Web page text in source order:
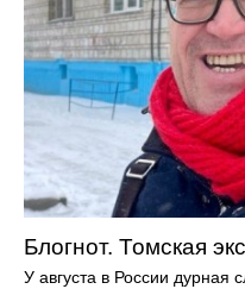
Блогнот. Томская
У августа в России дурная